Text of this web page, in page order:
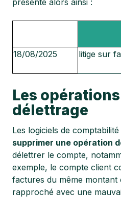
18/08/2025 litige sur
Les
délettrage
Les logiciels de
supprimer une opération
délettrer le compte,
exemple, le compte client
factures du même montant
rapproché avec une